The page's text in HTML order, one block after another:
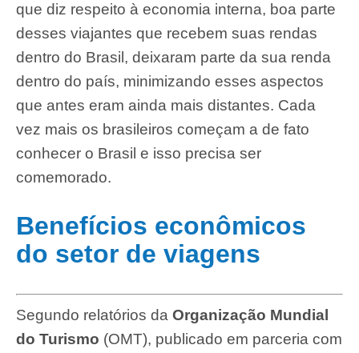
que diz respeito à economia interna, boa parte
desses viajantes que recebem suas rendas
dentro do Brasil, deixaram parte da sua renda
dentro do país, minimizando esses aspectos
que antes eram ainda mais distantes. Cada
vez mais os brasileiros começam a de fato
conhecer o Brasil e isso precisa ser
comemorado.
Benefícios econômicos
do setor de viagens
Segundo relatórios da Organização Mundial
do Turismo (OMT), publicado em parceria com